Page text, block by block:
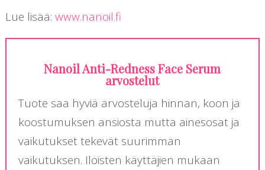
Lue lisää: www.nanoil.fi
Nanoil Anti-Redness Face Serum
arvostelut
Tuote saa hyviä arvosteluja hinnan, koon ja
koostumuksen ansiosta mutta ainesosat ja
vaikutukset tekevät suurimman
vaikutuksen. Iloisten käyttäjien mukaan